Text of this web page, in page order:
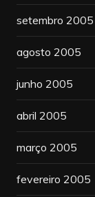
setembro 2005
agosto 2005
junho 2005
abril 2005
março 2005
fevereiro 2005